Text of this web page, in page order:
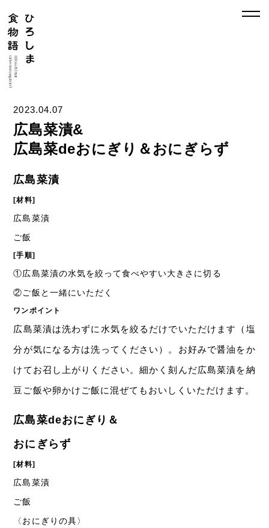
2023.04.07
広島菜漬&
広島菜deおにぎり＆おにぎらず
広島菜漬
[材料]
広島菜漬
ご飯
[手順]
①広島菜漬の水気を絞って食べやすい大きさに切る
②ご飯と一緒にいただく
ワンポイント
広島菜漬は洗わずに水気を絞るだけでいただけます（塩
分が気になる方は洗ってください）。お好みで醤油をか
けてお召し上がりください。細かく刻んだ広島菜漬を納
豆ご飯や卵かけご飯に混ぜてもおいしくいただけます。
広島菜deおにぎり＆
おにぎらず
[材料]
広島菜漬
ご飯
〈おにぎりの具〉